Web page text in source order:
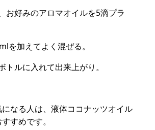
お好みのアロマオイルを5滴プラ
を加えてよく混ぜる。
トルに入れて出来上がり。
なる人は、液体ココナッツオイル
すめです。